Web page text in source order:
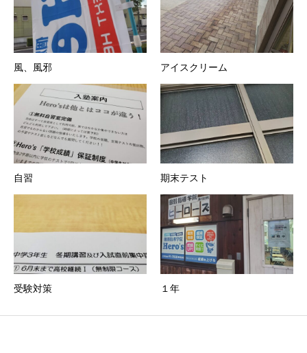
風、風邪 アイスクリーム
自習 期末テスト
受験対策 １年